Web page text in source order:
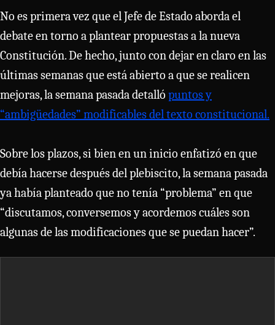
No es primera vez que el Jefe de Estado aborda el
debate en torno a plantear propuestas a la nueva
Constitución. De hecho, junto con dejar en claro en las
últimas semanas que está abierto a que se realicen
mejoras, la semana pasada detalló puntos y
“ambigüedades” modificables del texto constitucional.
Sobre los plazos, si bien en un inicio enfatizó en que
debía hacerse después del plebiscito, la semana pasada
ya había planteado que no tenía “problema” en que
“discutamos, conversemos y acordemos cuáles son
algunas de las modificaciones que se puedan hacer”.